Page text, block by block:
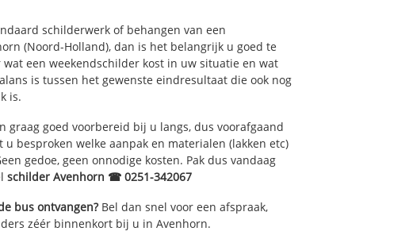
schilderwerk of behangen van een
(Noord-Holland), dan is het belangrijk u goed te
wat een weekendschilder kost in uw situatie en wat
is tussen het gewenste eindresultaat die ook nog
is.
graag goed voorbereid bij u langs, dus voorafgaand
besproken welke aanpak en materialen (lakken etc)
gedoe, geen onnodige kosten. Pak dus vandaag
schilder Avenhorn ☎ 0251-342067
bus ontvangen?Bel dan snel voor een afspraak,
zéér binnenkort bij u in Avenhorn.